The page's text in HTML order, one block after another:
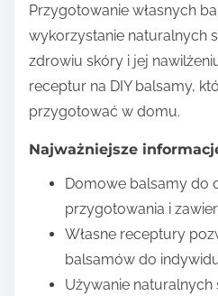
Przygotowanie własnych
wykorzystanie naturalnych
zdrowiu skóry i jej
receptur na DIY balsamy,
przygotować w domu.
Najważniejsze
Domowe balsamy do
przygotowania i
Własne receptury
balsamów do
Używanie naturalnych